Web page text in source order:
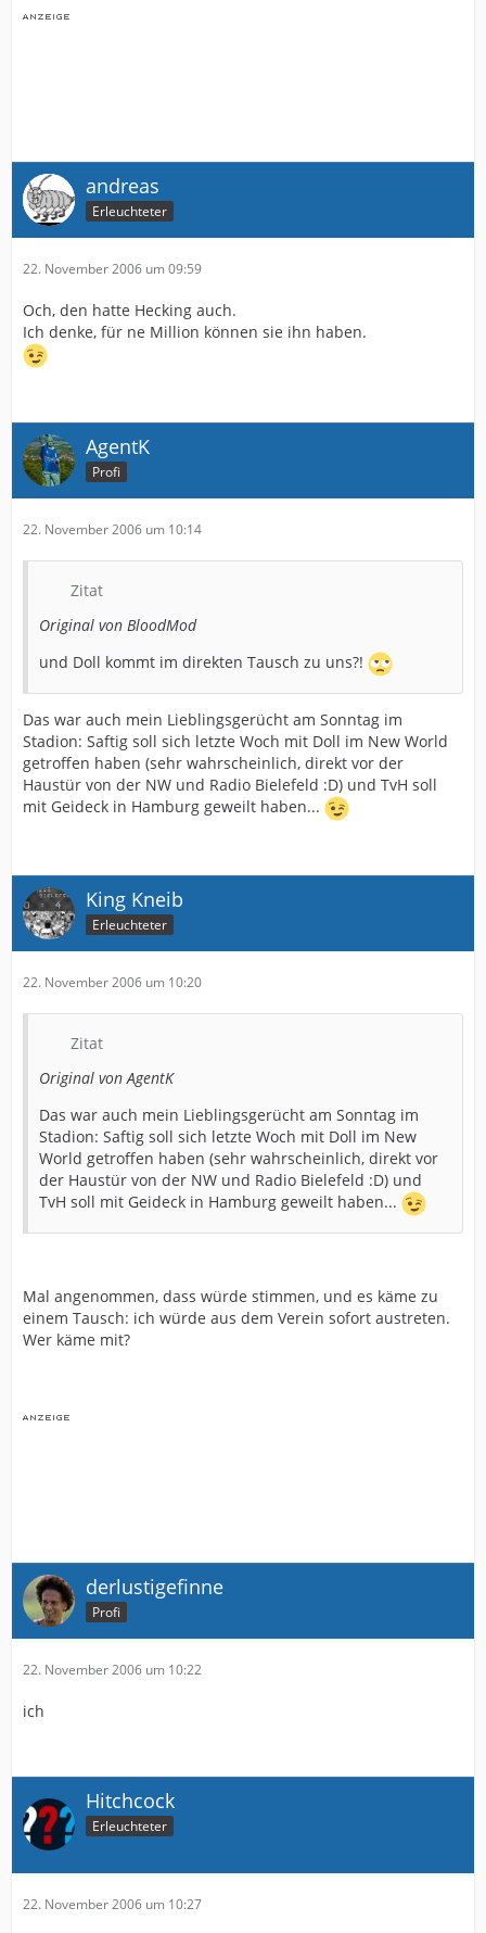
andreas
Erleuchteter
22. November 2006 um 09:59
Och, den hatte Hecking auch.
Ich denke, für ne Million können sie ihn haben.
AgentK
Profi
22. November 2006 um 10:14
Zitat
Original von BloodMod
und Doll kommt im direkten Tausch zu uns?!
Das war auch mein Lieblingsgerücht am Sonntag im
Stadion: Saftig soll sich letzte Woch mit Doll im New World
getroffen haben (sehr wahrscheinlich, direkt vor der
Haustür von der NW und Radio Bielefeld :D) und TvH soll
mit Geideck in Hamburg geweilt haben...
King Kneib
Erleuchteter
22. November 2006 um 10:20
Zitat
Original von AgentK
Das war auch mein Lieblingsgerücht am Sonntag im
Stadion: Saftig soll sich letzte Woch mit Doll im New
World getroffen haben (sehr wahrscheinlich, direkt vor
der Haustür von der NW und Radio Bielefeld :D) und
TvH soll mit Geideck in Hamburg geweilt haben...
Mal angenommen, dass würde stimmen, und es käme zu
einem Tausch: ich würde aus dem Verein sofort austreten.
Wer käme mit?
derlustigefinne
Profi
22. November 2006 um 10:22
ich
Hitchcock
Erleuchteter
22. November 2006 um 10:27